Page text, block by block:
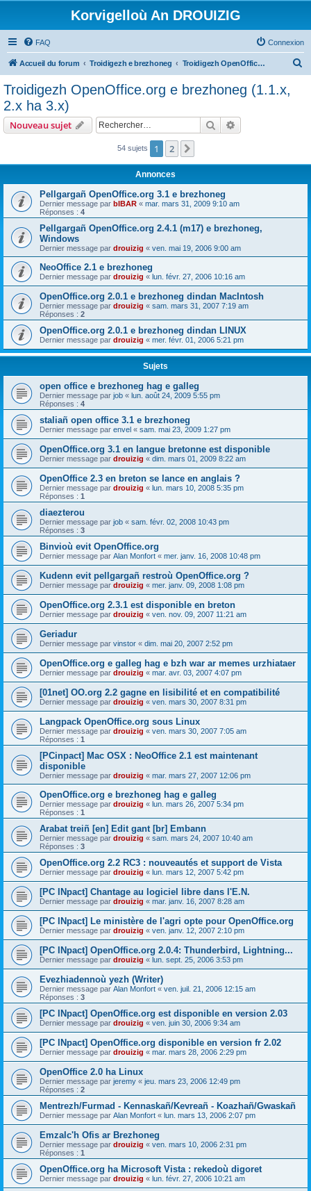
Korvigelloù An DROUIZIG
FAQ Connexion
Accueil du forum Troidigezh e brezhoneg Troidigezh OpenOffice.org e brezhoneg (1.1.x, 2.x ha 3.x)
c
Troidigezh OpenOffice.org e brezhoneg (1.1.x,
2.x ha 3.x)
Nouveau sujet Rechercher
54 sujets 1 2
Annonces
Pellgargañ OpenOffice.org 3.1 e brezhoneg
Dernier message par bIBAR « mar. mars 31, 2009 9:10 am
Réponses : 4
Pellgargañ OpenOffice.org 2.4.1 (m17) e brezhoneg,
Windows
Dernier message par drouizig « ven. mai 19, 2006 9:00 am
NeoOffice 2.1 e brezhoneg
Dernier message par drouizig « lun. févr. 27, 2006 10:16 am
OpenOffice.org 2.0.1 e brezhoneg dindan MacIntosh
Dernier message par drouizig « sam. mars 31, 2007 7:19 am
Réponses : 2
OpenOffice.org 2.0.1 e brezhoneg dindan LINUX
Dernier message par drouizig « mer. févr. 01, 2006 5:21 pm
Sujets
open office e brezhoneg hag e galleg
Dernier message par job « lun. août 24, 2009 5:55 pm
Réponses : 4
staliañ open office 3.1 e brezhoneg
Dernier message par envel « sam. mai 23, 2009 1:27 pm
OpenOffice.org 3.1 en langue bretonne est disponible
Dernier message par drouizig « dim. mars 01, 2009 8:22 am
OpenOffice 2.3 en breton se lance en anglais ?
Dernier message par drouizig « lun. mars 10, 2008 5:35 pm
Réponses : 1
diaezterou
Dernier message par job « sam. févr. 02, 2008 10:43 pm
Réponses : 3
Binvioù evit OpenOffice.org
Dernier message par Alan Monfort « mer. janv. 16, 2008 10:48 pm
Kudenn evit pellgargañ restroù OpenOffice.org ?
Dernier message par drouizig « mer. janv. 09, 2008 1:08 pm
OpenOffice.org 2.3.1 est disponible en breton
Dernier message par drouizig « ven. nov. 09, 2007 11:21 am
Geriadur
Dernier message par vinstor « dim. mai 20, 2007 2:52 pm
OpenOffice.org e galleg hag e bzh war ar memes urzhiataer
Dernier message par drouizig « mar. avr. 03, 2007 4:07 pm
[01net] OO.org 2.2 gagne en lisibilité et en compatibilité
Dernier message par drouizig « ven. mars 30, 2007 8:31 pm
Langpack OpenOffice.org sous Linux
Dernier message par drouizig « ven. mars 30, 2007 7:05 am
Réponses : 1
[PCinpact] Mac OSX : NeoOffice 2.1 est maintenant
disponible
Dernier message par drouizig « mar. mars 27, 2007 12:06 pm
OpenOffice.org e brezhoneg hag e galleg
Dernier message par drouizig « lun. mars 26, 2007 5:34 pm
Réponses : 1
Arabat treiñ [en] Edit gant [br] Embann
Dernier message par drouizig « sam. mars 24, 2007 10:40 am
Réponses : 3
OpenOffice.org 2.2 RC3 : nouveautés et support de Vista
Dernier message par drouizig « lun. mars 12, 2007 5:42 pm
[PC INpact] Chantage au logiciel libre dans l'E.N.
Dernier message par drouizig « mar. janv. 16, 2007 8:28 am
[PC INpact] Le ministère de l'agri opte pour OpenOffice.org
Dernier message par drouizig « ven. janv. 12, 2007 2:10 pm
[PC INpact] OpenOffice.org 2.0.4: Thunderbird, Lightning...
Dernier message par drouizig « lun. sept. 25, 2006 3:53 pm
Evezhiadennoù yezh (Writer)
Dernier message par Alan Monfort « ven. juil. 21, 2006 12:15 am
Réponses : 3
[PC INpact] OpenOffice.org est disponible en version 2.03
Dernier message par drouizig « ven. juin 30, 2006 9:34 am
[PC INpact] OpenOffice.org disponible en version fr 2.02
Dernier message par drouizig « mar. mars 28, 2006 2:29 pm
OpenOffice 2.0 ha Linux
Dernier message par jeremy « jeu. mars 23, 2006 12:49 pm
Réponses : 2
Mentrezh/Furmad - Kennaskañ/Kevreañ - Koazhañ/Gwaskañ
Dernier message par Alan Monfort « lun. mars 13, 2006 2:07 pm
Emzalc'h Ofis ar Brezhoneg
Dernier message par drouizig « ven. mars 10, 2006 2:31 pm
Réponses : 1
OpenOffice.org ha Microsoft Vista : rekedoù digoret
Dernier message par drouizig « lun. févr. 27, 2006 10:21 am